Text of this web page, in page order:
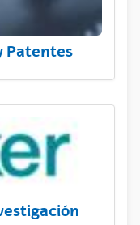
Patentes